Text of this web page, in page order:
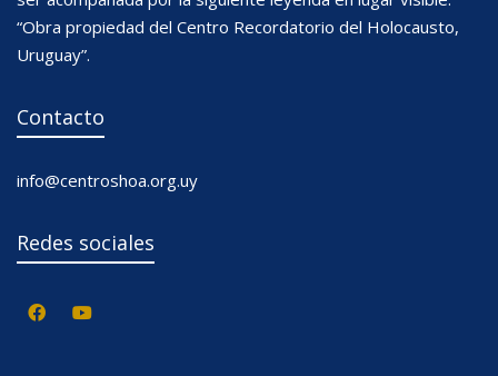
“Obra propiedad del Centro Recordatorio del Holocausto,
Uruguay”.
Contacto
info@centroshoa.org.uy
Redes sociales